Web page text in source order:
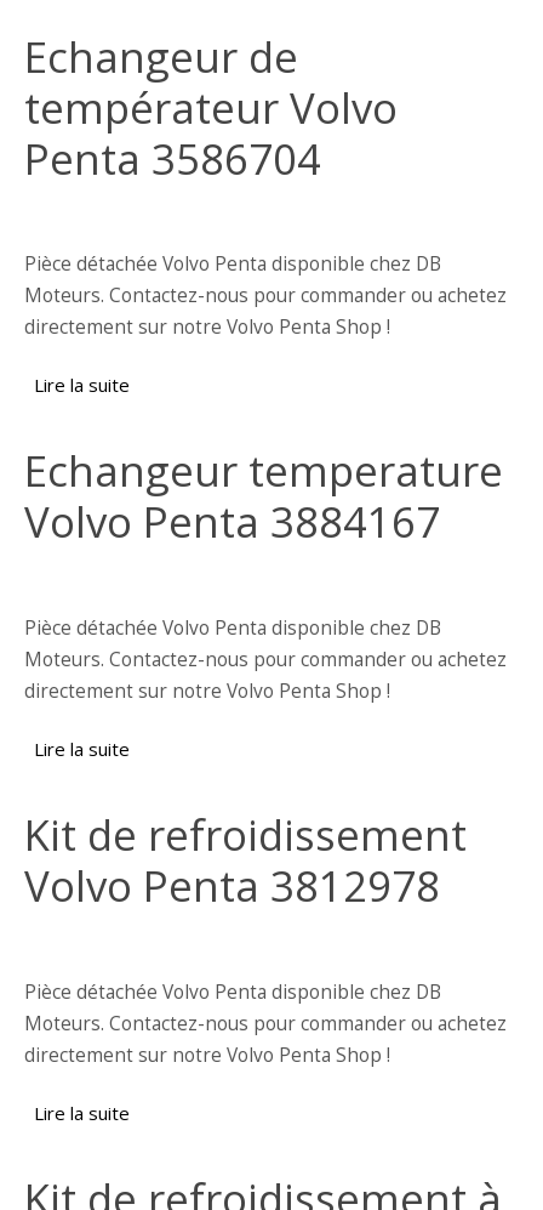
Echangeur de
températeur Volvo
Penta 3586704
Pièce détachée Volvo Penta disponible chez DB
Moteurs. Contactez-nous pour commander ou achetez
directement sur notre Volvo Penta Shop !
Lire la suite
Echangeur temperature
Volvo Penta 3884167
Pièce détachée Volvo Penta disponible chez DB
Moteurs. Contactez-nous pour commander ou achetez
directement sur notre Volvo Penta Shop !
Lire la suite
Kit de refroidissement
Volvo Penta 3812978
Pièce détachée Volvo Penta disponible chez DB
Moteurs. Contactez-nous pour commander ou achetez
directement sur notre Volvo Penta Shop !
Lire la suite
Kit de refroidissement à